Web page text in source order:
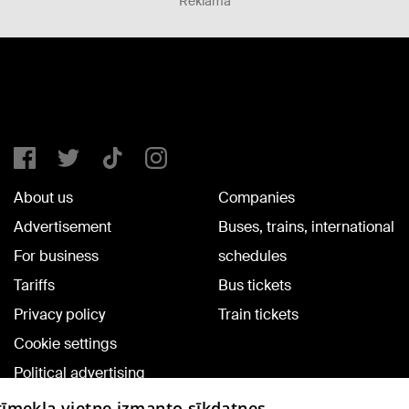
About us
Advertisement
For business
Tariffs
Privacy policy
Cookie settings
Political advertising
Cookie policy
Companies
Buses, trains, international
schedules
Bus tickets
Train tickets